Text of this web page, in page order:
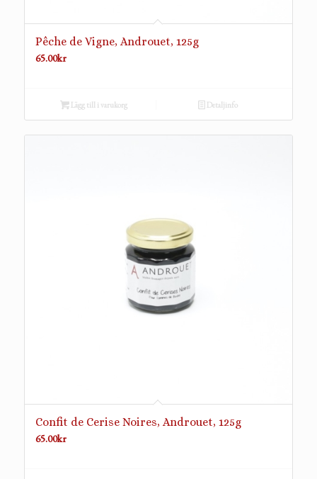
Pêche de Vigne, Androuet, 125g
65.00kr
Lägg till i varukorg Detaljinfo
Confit de Cerise Noires, Androuet, 125g
65.00kr